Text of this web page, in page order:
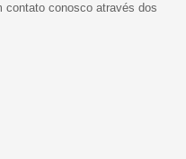
contato conosco através dos